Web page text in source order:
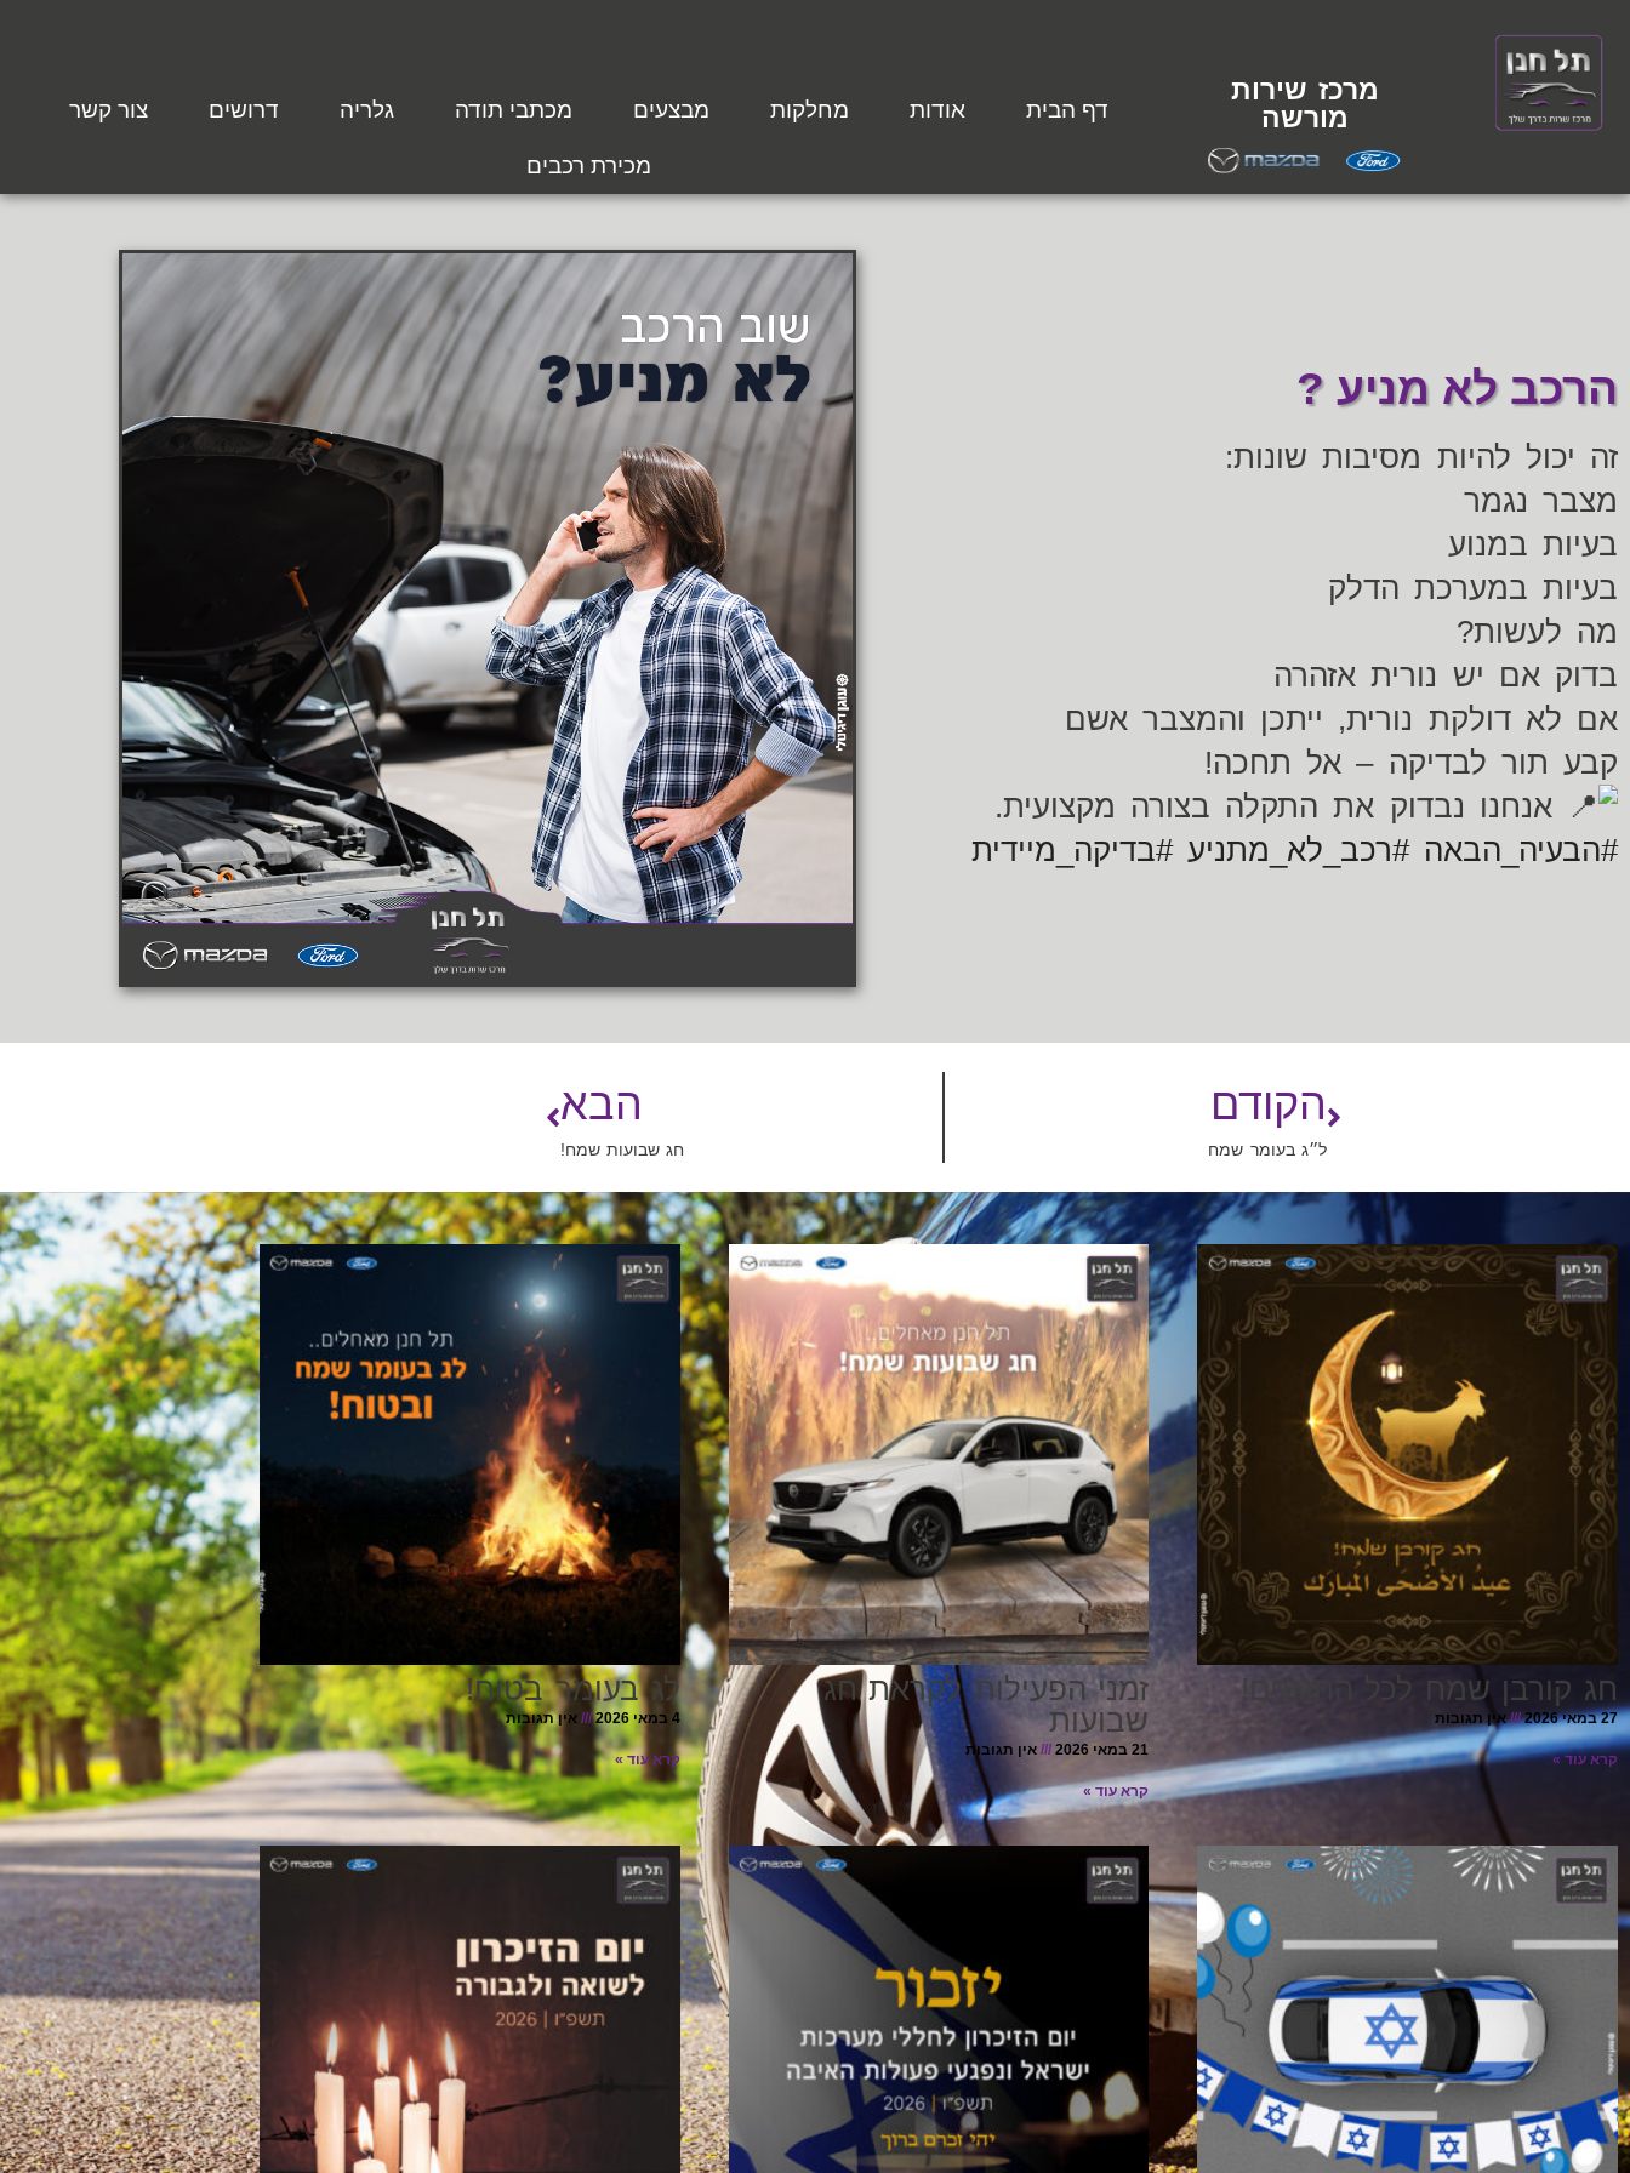
מרכז שירות
מורשה
דף הבית אודות מחלקות מבצעים מכתבי תודה גלריה דרושים צור קשר
מכירת רכבים
הרכב לא מניע ?
זה יכול להיות מסיבות שונות:
מצבר נגמר
בעיות במנוע
בעיות במערכת הדלק
מה לעשות?
בדוק אם יש נורית אזהרה
אם לא דולקת נורית, ייתכן והמצבר אשם
קבע תור לבדיקה – אל תחכה!
אנחנו נבדוק את התקלה בצורה מקצועית.
#הבעיה_הבאה #רכב_לא_מתניע #בדיקה_מיידית
הקודם
ל״ג בעומר שמח
הבא
חג שבועות שמח!
חג קורבן שמח לכל החוגגים!
27 במאי 2026 אין תגובות
קרא עוד »
זמני הפעילות לקראת חג
שבועות
21 במאי 2026 אין תגובות
קרא עוד »
לג בעומר בטוח!
4 במאי 2026 אין תגובות
קרא עוד »